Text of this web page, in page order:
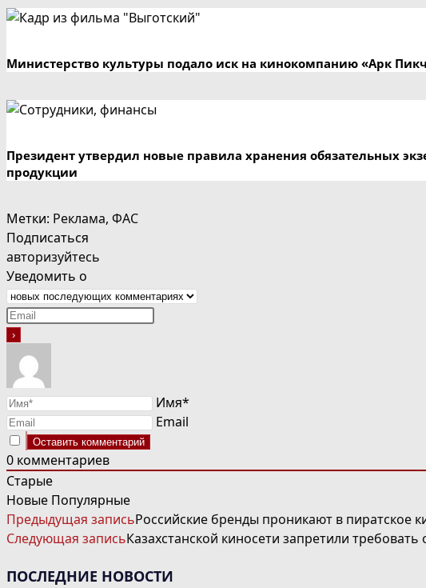
Министерство культуры подало иск на кинокомпанию «Арк
Президент утвердил новые правила хранения обязательных
продукции
Метки: Реклама, ФАС
Подписаться
авторизуйтесь
Уведомить о
Имя*
Email
0 комментариев
Старые
Новые Популярные
ЧИТАТЬ
ДАЛЕЕ
СТАТЬИ
Предыдущая записьРоссийские бренды проникают в пиратское
Следующая записьКазахстанской киносети запретили требовать
ПОСЛЕДНИЕ НОВОСТИ